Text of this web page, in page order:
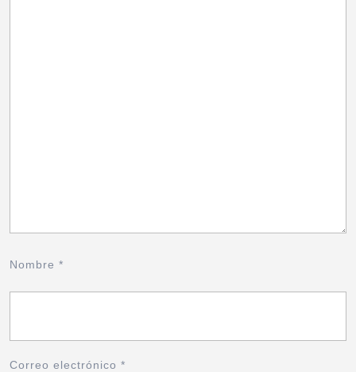
Nombre *
Correo electrónico *